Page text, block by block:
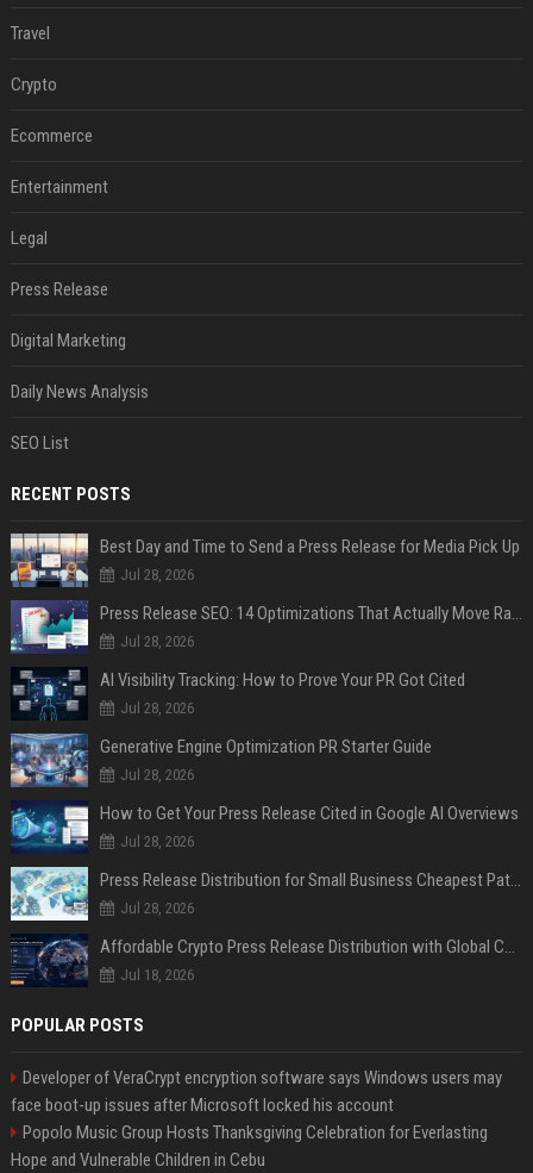
Travel
Crypto
Ecommerce
Entertainment
Legal
Press Release
Digital Marketing
Daily News Analysis
SEO List
RECENT POSTS
Best Day and Time to Send a Press Release for Media Pick Up
Jul 28, 2026
Press Release SEO: 14 Optimizations That Actually Move Rankings
Jul 28, 2026
AI Visibility Tracking: How to Prove Your PR Got Cited
Jul 28, 2026
Generative Engine Optimization PR Starter Guide
Jul 28, 2026
How to Get Your Press Release Cited in Google AI Overviews
Jul 28, 2026
Press Release Distribution for Small Business Cheapest Path to Real Coverage
Jul 28, 2026
Affordable Crypto Press Release Distribution with Global Coverage
Jul 18, 2026
POPULAR POSTS
Developer of VeraCrypt encryption software says Windows users may
face boot-up issues after Microsoft locked his account
Popolo Music Group Hosts Thanksgiving Celebration for Everlasting
Hope and Vulnerable Children in Cebu